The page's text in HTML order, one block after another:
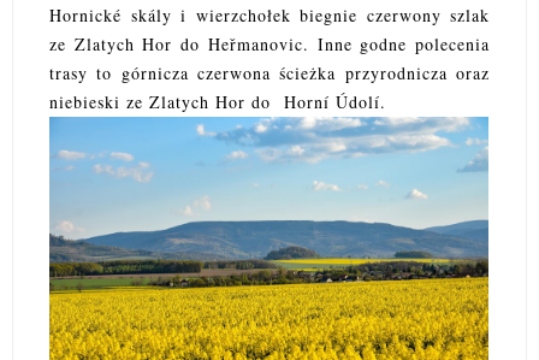
Hornické skály i wierzchołek biegnie czerwony szlak
ze Zlatych Hor do Heřmanovic. Inne godne polecenia
trasy to górnicza czerwona ścieżka przyrodnicza oraz
niebieski ze Zlatych Hor do Horní Údolí.